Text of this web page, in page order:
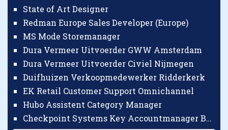
State of Art Designer
Redman Europe Sales Developer (Europe)
MS Mode Storemanager
Dura Vermeer Uitvoerder GWW Amsterdam
Dura Vermeer Uitvoerder Civiel Nijmegen
Duifhuizen Verkoopmedewerker Ridderkerk
EK Retail Customer Support Omnichannel
Hubo Assistent Category Manager
Checkpoint Systems Key Accountmanager Benelux